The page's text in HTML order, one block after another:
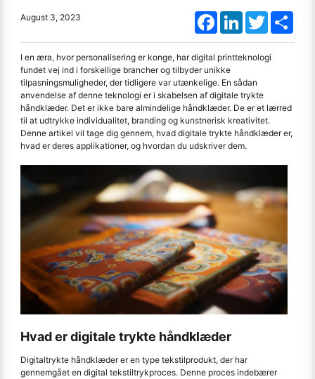
August 3, 2023 FacebookLinkedInTwitter
I en æra, hvor personalisering er konge, har digital printteknologi
fundet vej ind i forskellige brancher og tilbyder unikke
tilpasningsmuligheder, der tidligere var utænkelige. En sådan
anvendelse af denne teknologi er i skabelsen af digitale trykte
håndklæder. Det er ikke bare almindelige håndklæder. De er et lærred
til at udtrykke individualitet, branding og kunstnerisk kreativitet.
Denne artikel vil tage dig gennem, hvad digitale trykte håndklæder er,
hvad er deres applikationer, og hvordan du udskriver dem.
Hvad er digitale trykte håndklæder
Digitaltrykte håndklæder er en type tekstilprodukt, der har
gennemgået en digital tekstiltrykproces. Denne proces indebærer